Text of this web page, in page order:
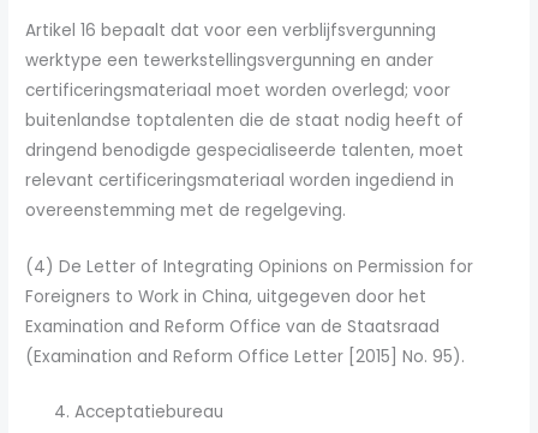
Artikel 16 bepaalt dat voor een verblijfsvergunning
werktype een tewerkstellingsvergunning en ander
certificeringsmateriaal moet worden overlegd; voor
buitenlandse toptalenten die de staat nodig heeft of
dringend benodigde gespecialiseerde talenten, moet
relevant certificeringsmateriaal worden ingediend in
overeenstemming met de regelgeving.
(4) De Letter of Integrating Opinions on Permission for
Foreigners to Work in China, uitgegeven door het
Examination and Reform Office van de Staatsraad
(Examination and Reform Office Letter [2015] No. 95).
Acceptatiebureau